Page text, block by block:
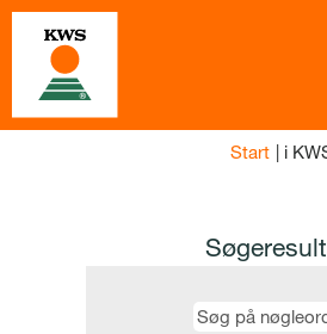
Start | i